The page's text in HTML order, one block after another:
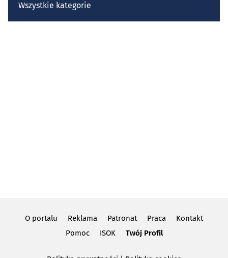
Wszystkie kategorie
O portalu Reklama Patronat Praca
Kontakt
Pomoc
ISOK Twój Profil